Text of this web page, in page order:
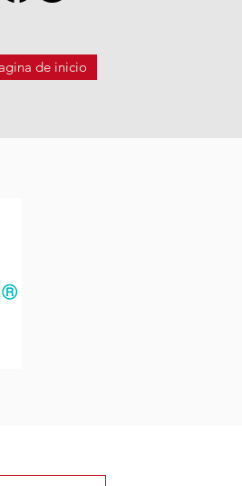
de inicio